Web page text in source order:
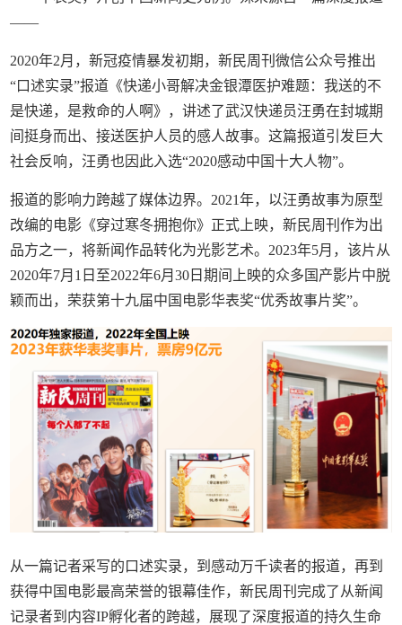
——
2020年2月，新冠疫情暴发初期，新民周刊微信公众号推出
“口述实录”报道《快递小哥解决金银潭医护难题：我送的不
是快递，是救命的人啊》，讲述了武汉快递员汪勇在封城期
间挺身而出、接送医护人员的感人故事。这篇报道引发巨大
社会反响，汪勇也因此入选“2020感动中国十大人物”。
报道的影响力跨越了媒体边界。2021年，以汪勇故事为原型
改编的电影《穿过寒冬拥抱你》正式上映，新民周刊作为出
品方之一，将新闻作品转化为光影艺术。2023年5月，该片从
2020年7月1日至2022年6月30日期间上映的众多国产影片中脱
颖而出，荣获第十九届中国电影华表奖“优秀故事片奖”。
从一篇记者采写的口述实录，到感动万千读者的报道，再到
获得中国电影最高荣誉的银幕佳作，新民周刊完成了从新闻
记录者到内容IP孵化者的跨越，展现了深度报道的持久生命